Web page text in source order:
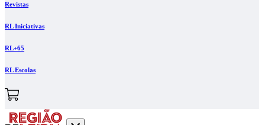
Revistas
RL Iniciativas
RL+65
RL Escolas